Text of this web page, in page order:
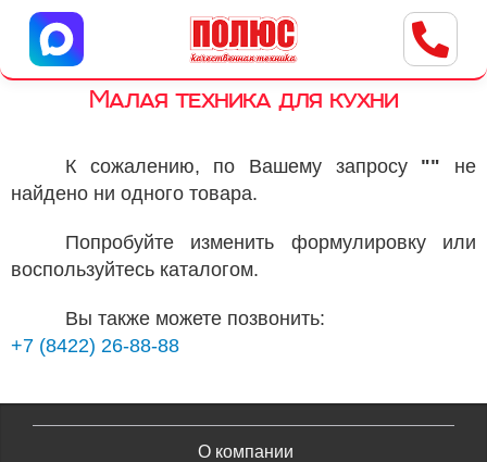
Центр бытовой техники
г. Ульяновск, ул. Пушкарева, 8a
Малая техника для кухни
К сожалению, по Вашему запросу "" не
найдено ни одного товара.
Попробуйте изменить формулировку или
воспользуйтесь каталогом.
Вы также можете позвонить:
+7 (8422) 26-88-88
О компании